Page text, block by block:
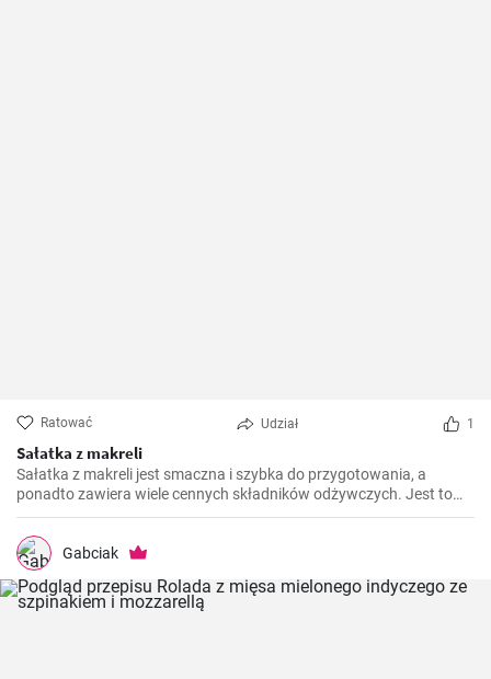
Ratować Udział 1
Sałatka z makreli
Sałatka z makreli jest smaczna i szybka do przygotowania, a
ponadto zawiera wiele cennych składników odżywczych. Jest to
idealne danie na szybki lunch, ale również sprawdzi się jako
przystawka podczas większych spotkań.
Gabciak